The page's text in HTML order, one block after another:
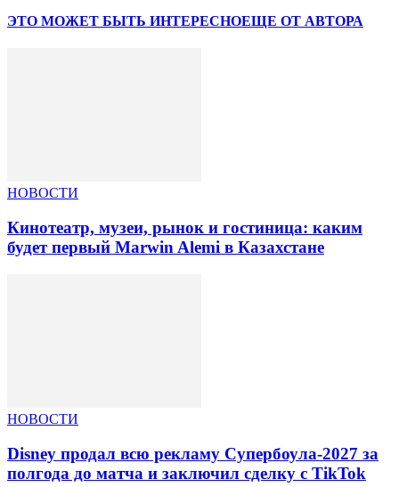
ЭТО МОЖЕТ БЫТЬ ИНТЕРЕСНОЕЩЕ ОТ АВТОРА
НОВОСТИ
Кинотеатр, музеи, рынок и гостиница: каким
будет первый Marwin Alemi в Казахстане
НОВОСТИ
Disney продал всю рекламу Супербоула-2027 за
полгода до матча и заключил сделку с TikTok